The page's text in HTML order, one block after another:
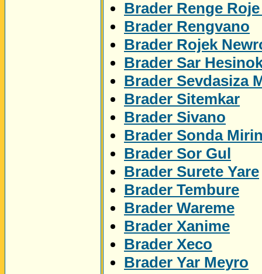
Brader Renge
Brader Rengvano
Brader Rojek
Brader Sar
Brader Sevdasiza
Brader Sitemkar
Brader Sivano
Brader Sonda
Brader Sor Gul
Brader Surete Yare
Brader Tembure
Brader Wareme
Brader Xanime
Brader Xeco
Brader Yar Meyro